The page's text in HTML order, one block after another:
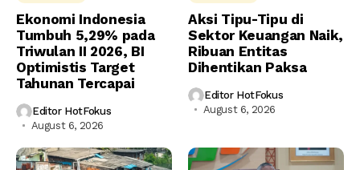
Ekonomi Indonesia
Tumbuh 5,29% pada
Triwulan II 2026, BI
Optimistis Target
Tahunan Tercapai
Editor HotFokus
August 6, 2026
Aksi Tipu-Tipu di
Sektor Keuangan Naik,
Ribuan Entitas
Dihentikan Paksa
Editor HotFokus
August 6, 2026